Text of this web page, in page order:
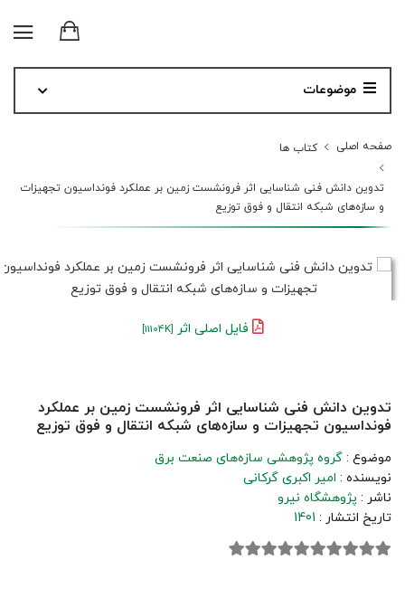
موضوعات
صفحه اصلی کتاب ها
تدوین دانش فنی شناسایی اثر فرونشست زمین بر عملکرد فونداسیون تجهیزات
و سازه‌های شبکه انتقال و فوق توزیع
فایل اصلی اثر [11104K]
تدوین دانش فنی شناسایی اثر فرونشست زمین بر عملکرد
فونداسیون تجهیزات و سازه‌های شبکه انتقال و فوق توزیع
موضوع : گروه پژوهشی سازه‌های صنعت برق
نویسنده : امیر اکبری گرکانی
ناشر : پژوهشگاه نیرو
تاریخ انتشار : 1401